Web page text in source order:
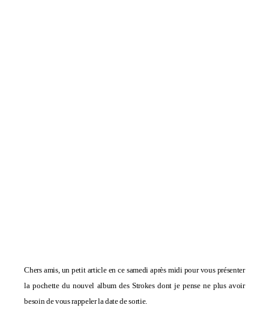
Chers amis, un petit article en ce samedi après midi pour vous présenter
la pochette du nouvel album des Strokes dont je pense ne plus avoir
besoin de vous rappeler la date de sortie.